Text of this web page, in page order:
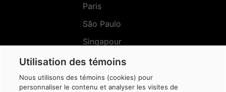
Paris
São Paulo
Singapour
Sydney
Utilisation des témoins
Nous utilisons des témoins (cookies) pour
personnaliser le contenu et analyser les visites de